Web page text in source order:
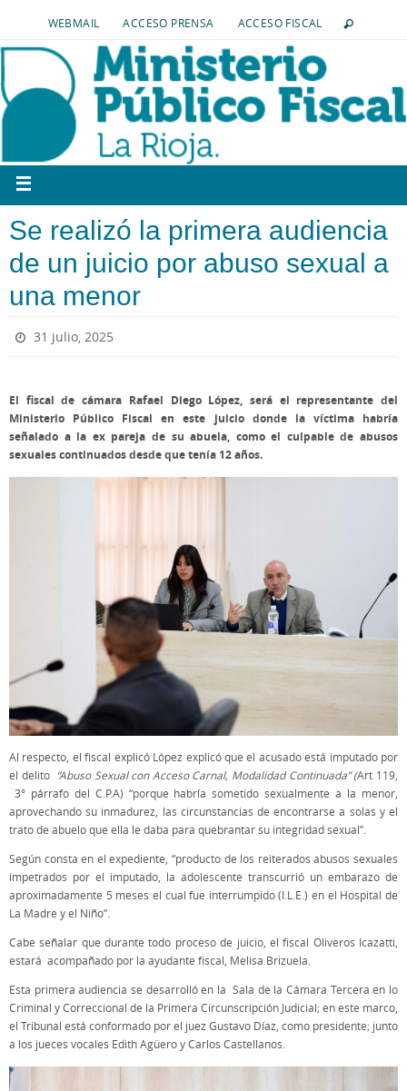
WEBMAIL ACCESO PRENSA ACCESO FISCAL
Se realizó la primera audiencia
de un juicio por abuso sexual a
una menor
31 julio, 2025
El fiscal de cámara Rafael Diego López, será el representante del
Ministerio Público Fiscal en este juicio donde la víctima habría
señalado a la ex pareja de su abuela, como el culpable de abusos
sexuales continuados desde que tenía 12 años.
Al respecto, el fiscal explicó López explicó que el acusado está imputado por
el delito “Abuso Sexual con Acceso Carnal, Modalidad Continuada” (Art 119,
3° párrafo del C.P.A) “porque habría sometido sexualmente a la menor,
aprovechando su inmadurez, las circunstancias de encontrarse a solas y el
trato de abuelo que ella le daba para quebrantar su integridad sexual”.
Según consta en el expediente, “producto de los reiterados abusos sexuales
impetrados por el imputado, la adolescente transcurrió un embarazo de
aproximadamente 5 meses el cual fue interrumpido (I.L.E.) en el Hospital de
La Madre y el Niño”.
Cabe señalar que durante todo proceso de juicio, el fiscal Oliveros Icazatti,
estará acompañado por la ayudante fiscal, Melisa Brizuela.
Esta primera audiencia se desarrolló en la Sala de la Cámara Tercera en lo
Criminal y Correccional de la Primera Circunscripción Judicial; en este marco,
el Tribunal está conformado por el juez Gustavo Díaz, como presidente; junto
a los jueces vocales Edith Agüero y Carlos Castellanos.